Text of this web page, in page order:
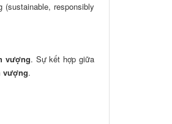
responsibly
vượng. Sự kết hợp giữa
vượng.